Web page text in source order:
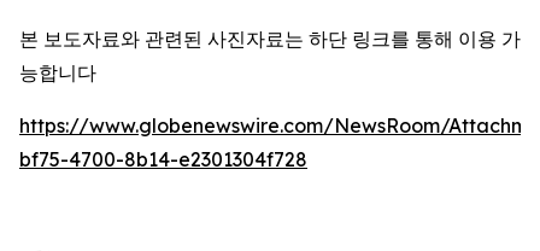
본 보도자료와 관련된 사진자료는 하단 링크를 통해 이용 가
능합니다
https://www.globenewswire.com/NewsRoom/
bf75-4700-8b14-e2301304f728